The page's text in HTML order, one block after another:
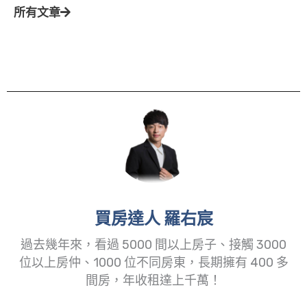
所有文章
買房達人 羅右宸
過去幾年來，看過 5000 間以上房子、接觸 3000
位以上房仲、1000 位不同房東，長期擁有 400 多
間房，年收租達上千萬！